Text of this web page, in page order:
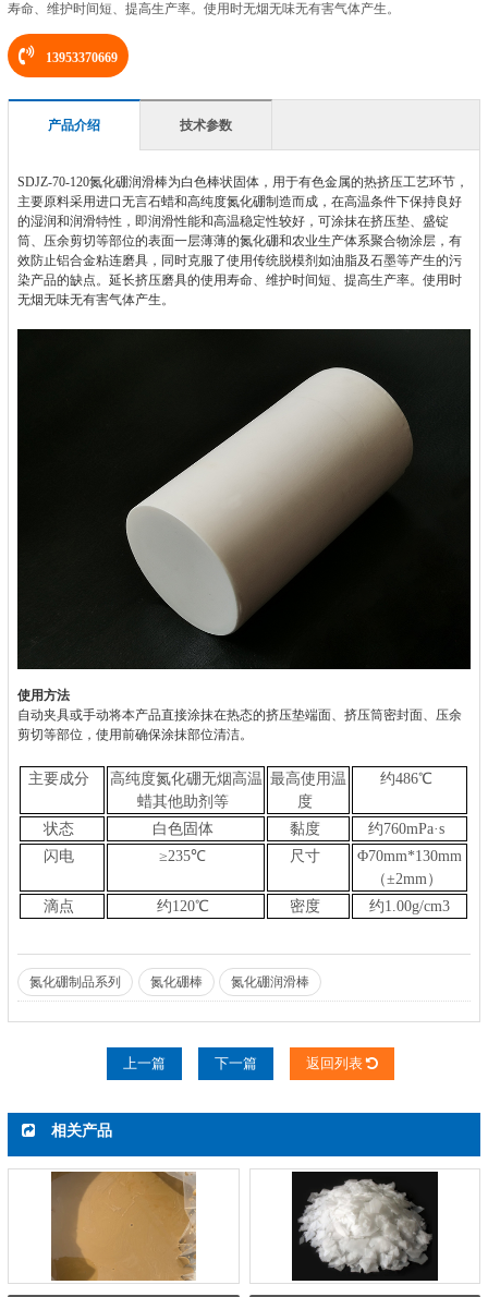
寿命、维护时间短、提高生产率。使用时无烟无味无有害气体产生。
13953370669
产品介绍 技术参数
SDJZ-70-120氮化硼润滑棒为白色棒状固体，用于有色金属的热挤压工艺环节，
主要原料采用进口无言石蜡和高纯度氮化硼制造而成，在高温条件下保持良好
的湿润和润滑特性，即润滑性能和高温稳定性较好，可涂抹在挤压垫、盛锭
筒、压余剪切等部位的表面一层薄薄的氮化硼和农业生产体系聚合物涂层，有
效防止铝合金粘连磨具，同时克服了使用传统脱模剂如油脂及石墨等产生的污
染产品的缺点。延长挤压磨具的使用寿命、维护时间短、提高生产率。使用时
无烟无味无有害气体产生。
使用方法
自动夹具或手动将本产品直接涂抹在热态的挤压垫端面、挤压筒密封面、压余
剪切等部位，使用前确保涂抹部位清洁。
主要成分
高纯度氮化硼无烟高温
蜡其他助剂等
最高使用温
度
约486℃
状态 白色固体 黏度
约760mPa·s
闪电
≥235℃ 尺寸 Φ70mm*130mm
（±2mm）
滴点
约120℃ 密度 约1.00g/cm3
氮化硼制品系列 氮化硼棒 氮化硼润滑棒
上一篇 下一篇 返回列表
相关产品